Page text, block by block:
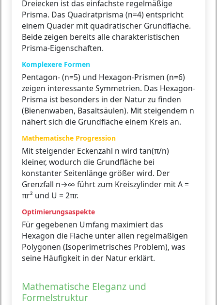
Dreiecken ist das einfachste regelmäßige
Prisma. Das Quadratprisma (n=4) entspricht
einem Quader mit quadratischer Grundfläche.
Beide zeigen bereits alle charakteristischen
Prisma-Eigenschaften.
Komplexere Formen
Pentagon- (n=5) und Hexagon-Prismen (n=6)
zeigen interessante Symmetrien. Das Hexagon-
Prisma ist besonders in der Natur zu finden
(Bienenwaben, Basaltsäulen). Mit steigendem n
nähert sich die Grundfläche einem Kreis an.
Mathematische Progression
Mit steigender Eckenzahl n wird tan(π/n)
kleiner, wodurch die Grundfläche bei
konstanter Seitenlänge größer wird. Der
Grenzfall n→∞ führt zum Kreiszylinder mit A =
πr² und U = 2πr.
Optimierungsaspekte
Für gegebenen Umfang maximiert das
Hexagon die Fläche unter allen regelmäßigen
Polygonen (Isoperimetrisches Problem), was
seine Häufigkeit in der Natur erklärt.
Mathematische Eleganz und
Formelstruktur